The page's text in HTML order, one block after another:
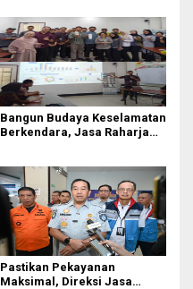
Sufmi Dasco Ahmad
Bangun Budaya Keselamatan
Berkendara, Jasa Raharja
Pastikan Pekayanan
Maksimal, Direksi Jasa